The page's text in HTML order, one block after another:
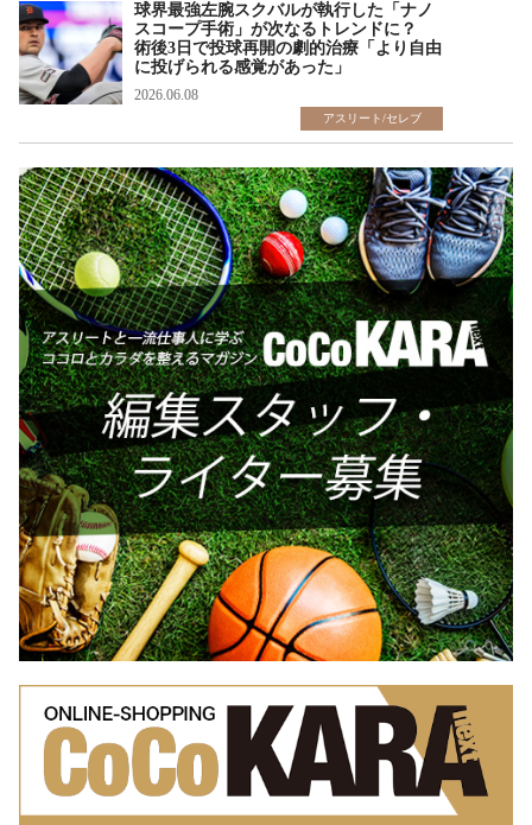
球界最強左腕スクバルが執行した「ナノ
スコープ手術」が次なるトレンドに？
術後3日で投球再開の劇的治療「より自由
に投げられる感覚があった」
2026.06.08
アスリート/セレブ